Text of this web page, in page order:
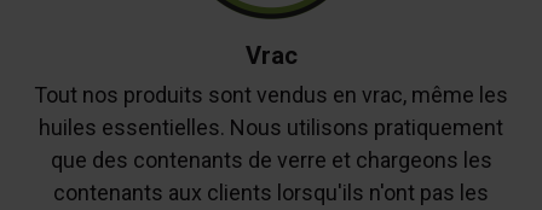
Vrac
Tout nos produits sont vendus en vrac, même les
huiles essentielles. Nous utilisons pratiquement
que des contenants de verre et chargeons les
contenants aux clients lorsqu'ils n'ont pas les